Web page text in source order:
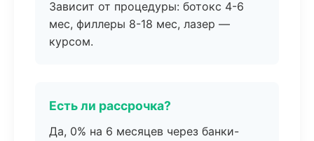
Зависит от процедуры: ботокс 4-6
мес, филлеры 8-18 мес, лазер —
курсом.
Есть ли рассрочка?
Да, 0% на 6 месяцев через банки-